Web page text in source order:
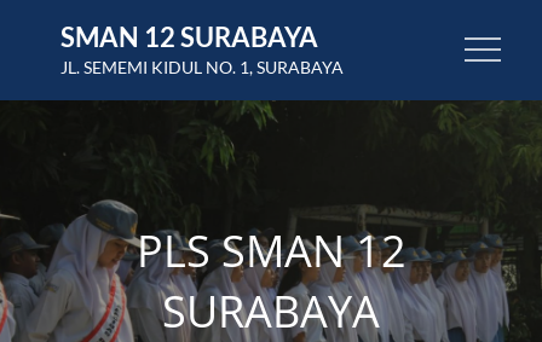
SMAN 12 SURABAYA
JL. SEMEMI KIDUL NO. 1, SURABAYA
PLS SMAN 12
SURABAYA